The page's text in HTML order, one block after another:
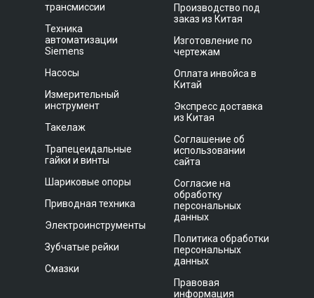
трансмиссии
Техника
автоматизации
Siemens
Насосы
Измерительный
инструмент
Такелаж
Трапецеидальные
гайки и винты
Шариковые опоры
Приводная техника
Электроинструменты
Зубчатые рейки
Смазки
Производство под
заказ из Китая
Изготовление по
чертежам
Оплата инвойса в
Китай
Экспресс доставка
из Китая
Соглашение об
использовании
сайта
Согласие на
обработку
персональных
данных
Политика обработки
персональных
данных
Правовая
информация